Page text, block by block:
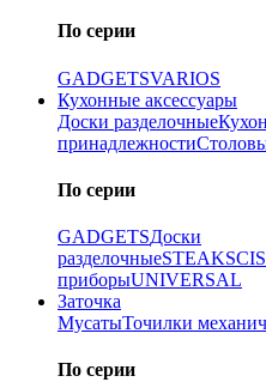
По серии
GADGETSVARIOS
Кухонные аксессуары
Доски разделочные
принадлежности
По серии
GADGETSДоски
разделочныеSTEAK
приборыUNIVERSAL
Заточка
МусатыТочилки
По серии